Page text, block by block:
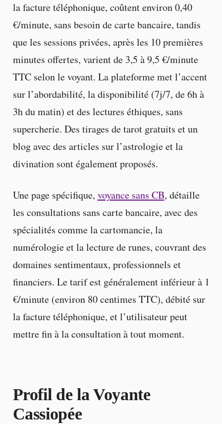
la facture téléphonique, coûtent environ 0,40
€/minute, sans besoin de carte bancaire, tandis
que les sessions privées, après les 10 premières
minutes offertes, varient de 3,5 à 9,5 €/minute
TTC selon le voyant. La plateforme met l’accent
sur l’abordabilité, la disponibilité (7j/7, de 6h à
3h du matin) et des lectures éthiques, sans
supercherie. Des tirages de tarot gratuits et un
blog avec des articles sur l’astrologie et la
divination sont également proposés.
Une page spécifique, voyance sans CB, détaille
les consultations sans carte bancaire, avec des
spécialités comme la cartomancie, la
numérologie et la lecture de runes, couvrant des
domaines sentimentaux, professionnels et
financiers. Le tarif est généralement inférieur à 1
€/minute (environ 80 centimes TTC), débité sur
la facture téléphonique, et l’utilisateur peut
mettre fin à la consultation à tout moment.
Profil de la Voyante
Cassiopée